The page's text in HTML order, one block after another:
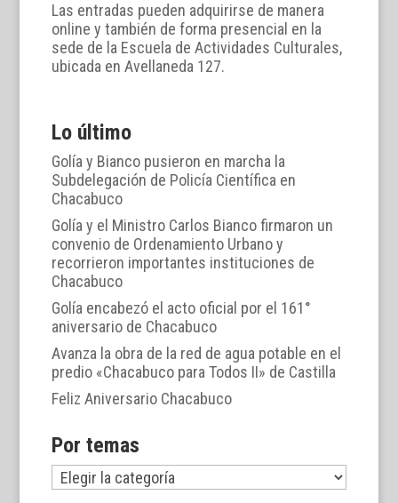
Las entradas pueden adquirirse de manera
online y también de forma presencial en la
sede de la Escuela de Actividades Culturales,
ubicada en Avellaneda 127.
Lo último
Golía y Bianco pusieron en marcha la
Subdelegación de Policía Científica en
Chacabuco
Golía y el Ministro Carlos Bianco firmaron un
convenio de Ordenamiento Urbano y
recorrieron importantes instituciones de
Chacabuco
Golía encabezó el acto oficial por el 161°
aniversario de Chacabuco
Avanza la obra de la red de agua potable en el
predio «Chacabuco para Todos II» de Castilla
Feliz Aniversario Chacabuco
Por temas
Por
temas